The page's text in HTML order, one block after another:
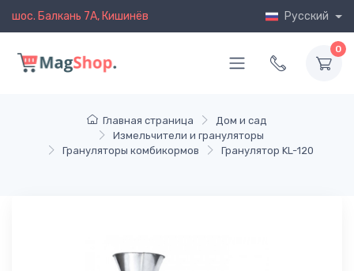
шос. Балкань 7A, Кишинёв Русский
0
Главная страница
Дом и сад
Измельчители и грануляторы
Грануляторы комбикормов
Гранулятор KL-120